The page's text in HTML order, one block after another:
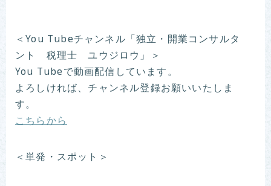
＜You Tubeチャンネル「独立・開業コンサルタ
ント 税理士 ユウジロウ」＞
You Tubeで動画配信しています。
よろしければ、チャンネル登録お願いいたしま
す。
こちらから
＜単発・スポット＞